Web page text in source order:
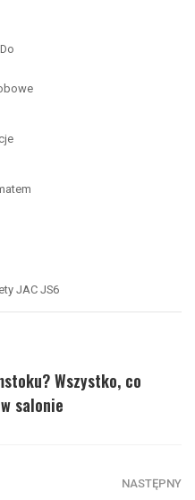
JAC JS6
Wszystko, co
salonie
NASTĘPNY